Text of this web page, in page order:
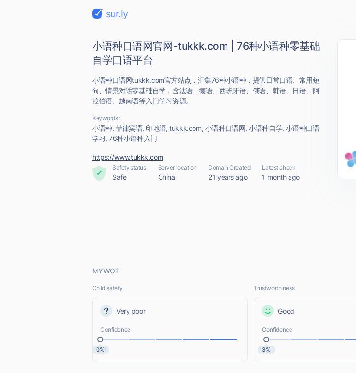
sur.ly
小语种口语网官网-tukkk.com | 76种小语种零基础
自学口语平台
小语种口语网tukkk.com官方站点，汇集76种小语种，提供日常口语、常用短
句、情景对话零基础自学，含法语、德语、西班牙语、俄语、韩语、日语、阿
拉伯语、越南语等入门学习资源。
Keywords:
小语种, 菲律宾语, 印地语, tukkk.com, 小语种口语网, 小语种自学, 小语种口语
学习, 76种小语种入门
https://www.tukkk.com
Safety status
Safe
Server location
China
Domain Created
21 years ago
Latest check
1 month ago
MYWOT
Child safety
Very poor
Confidence
0%
Trustworthiness
Good
Confidence
3%